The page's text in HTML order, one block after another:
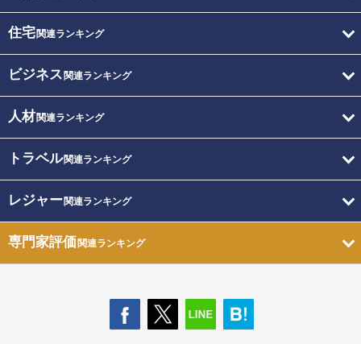
住宅関連ランキング
ビジネス 関連ランキング
人材関連ランキング
トラベル関連ランキング
レジャー関連ランキング
専門家評価関連ランキング